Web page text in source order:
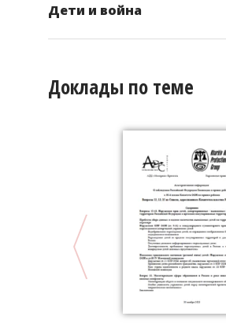
Дети и война
Доклады по теме